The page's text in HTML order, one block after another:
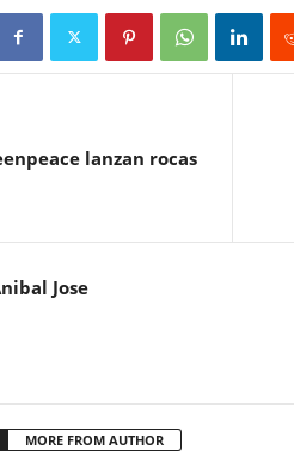
lanzan rocas
Jose
MORE FROM AUTHOR